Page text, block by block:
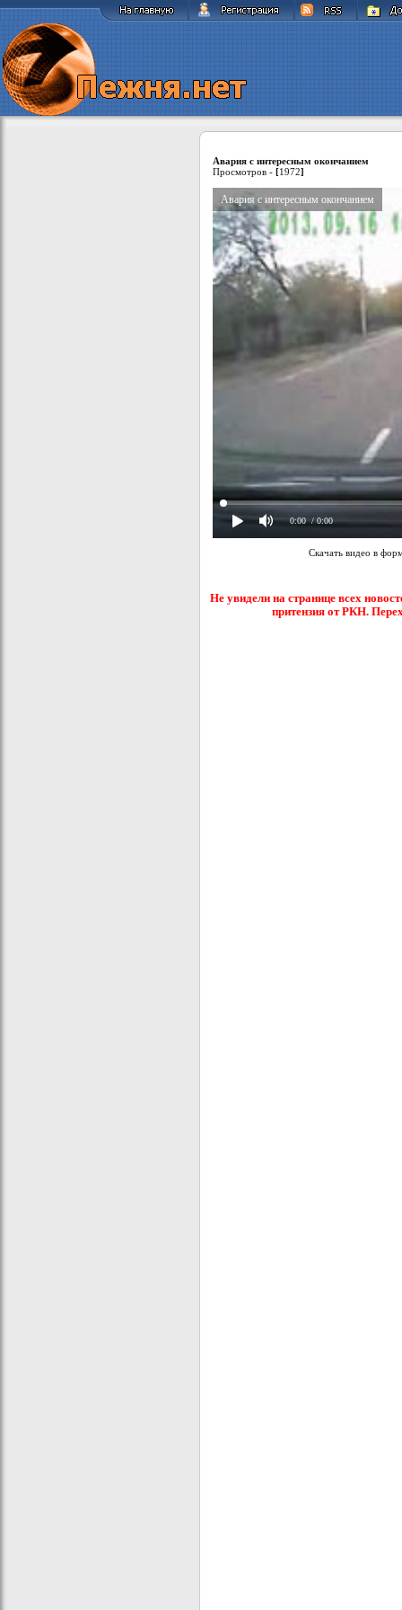
Авария с интересным окончанием
Просмотров - [1972]
Авария с интересным окончанием
0:00 / 0:00
Скачать видео в
Не увидели на странице всех
притензия от РКН.